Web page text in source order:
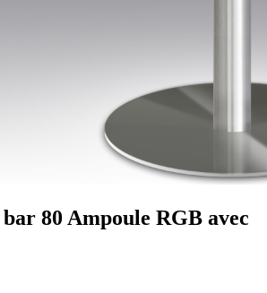
80 Ampoule RGB avec